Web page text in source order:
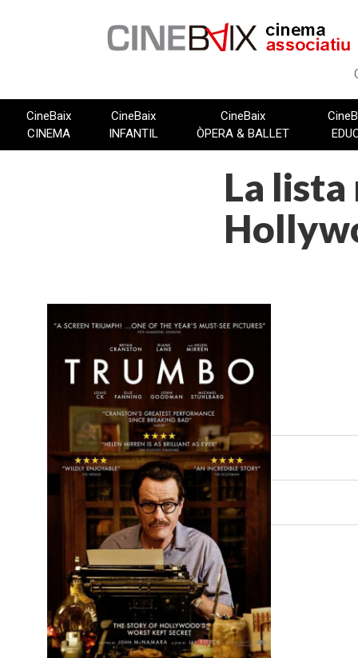
CineBaix
CINEMA
CineBaix
INFANTIL
CineBaix
ÒPERA & BALLET
La lista
FITXA TÈCNICA
Direcció:
Jay Roach
Guió:
John McNamara
Intèrprets:
Bryan Cranston
Diane Lane
Helen Mirren
Elle Fanning
Louis C.K.
John Goodman
Michael Stuhlbarg